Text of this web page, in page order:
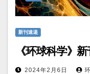
新刊速递
《环球科学》
2024年2月6日